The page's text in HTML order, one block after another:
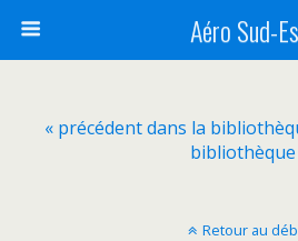
Aéro Sud-
« précédent dans la
bibliothèque
Retour au